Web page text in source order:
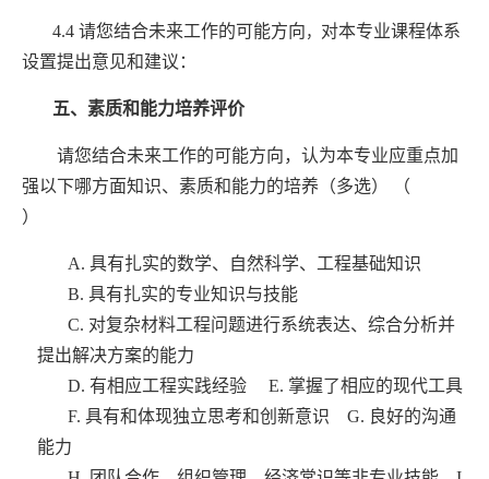
4.4 请您结合未来工作的可能方向 ， 对本专业课程体系
设置提出意见和建议：
五、素质和能力培养评价
请您结合未来工作的可能方向，认为本专业应重点加
强以下哪方面知识、素质和能力的培养（多选）
（
）
A. 具有扎实的数学、自然科学、工程基础知识
B. 具有扎实的专业知识与技能
C. 对复杂材料工程问题进行系统表达、综合分析并
提出解决方案的能力
D. 有相应工程实践经验 E. 掌握了相应的现代工具
F. 具有和体现独立思考和创新意识 G. 良好的沟通
能力